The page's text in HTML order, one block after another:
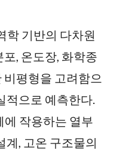
학 기반의 다차원
, 온도장, 화학종
비평형을 고려함으
적으로 예측한다.
에 작용하는 열부
계, 고온 구조물의